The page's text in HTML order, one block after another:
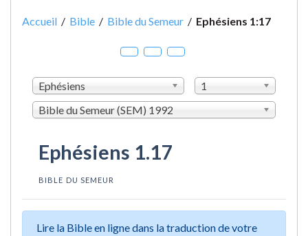
Accueil / Bible / Bible du Semeur / Ephésiens 1:17
Ephésiens
1
Bible du Semeur (SEM) 1992
Ephésiens 1.17
BIBLE DU SEMEUR
Lire la Bible en ligne dans la traduction de votre